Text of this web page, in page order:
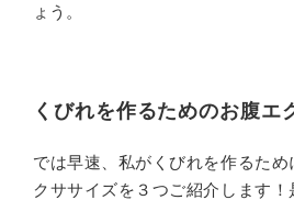
ょう。
くびれを作るためのお腹エ
では早速、私がくびれを作るた
クササイズを３つご紹介します